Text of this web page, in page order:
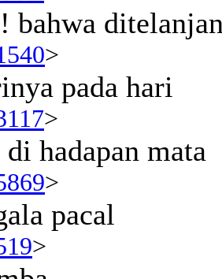
bahwa
>
pada hari
>
hadapan mata
>
pacal
>